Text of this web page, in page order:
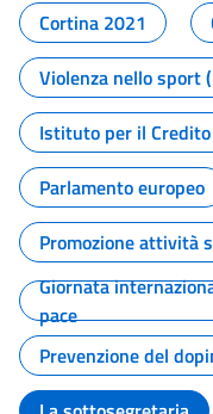
Cortina 2021
Violenza nello sport
Istituto per il
Parlamento europeo
Promozione attività
Giornata
pace
Prevenzione del